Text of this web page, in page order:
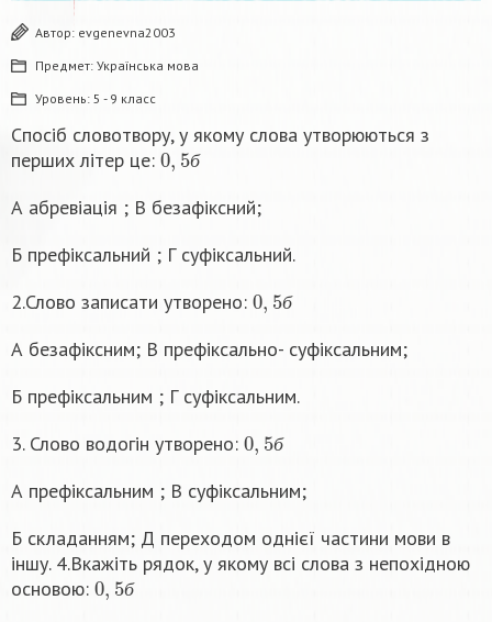
Автор: evgenevna2003
Предмет: Українська мова
Уровень: 5 - 9 класс
Спосіб словотвору, у якому слова утворюються з
перших літер це:
б
0, 5б
А абревіація ; В безафіксний;
Б префіксальний ; Г суфіксальний.
2.Слово записати утворено:
б
0 5б
А безафіксним; В префіксально- суфіксальним;
Б префіксальним ; Г суфіксальним.
3. Слово водогін утворено:
б
0 5б
А префіксальним ; В суфіксальним;
Б складанням; Д переходом однієї частини мови в
іншу. 4.Вкажіть рядок, у якому всі слова з непохідною
основою:
б
0,5б